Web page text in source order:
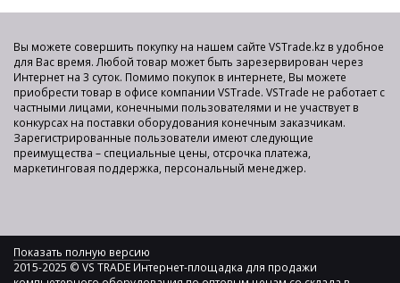
Вы можете совершить покупку на нашем сайте VSTrade.kz в удобное
для Вас время. Любой товар может быть зарезервирован через
Интернет на 3 суток. Помимо покупок в интернете, Вы можете
приобрести товар в офисе компании VSTrade. VSTrade не работает с
частными лицами, конечными пользователями и не участвует в
конкурсах на поставки оборудования конечным заказчикам.
Зарегистрированные пользователи имеют следующие
преимущества – специальные цены, отсрочка платежа,
маркетинговая поддержка, персональный менеджер.
Показать полную версию
2015-2025 © VS TRADE Интернет-площадка для продажи